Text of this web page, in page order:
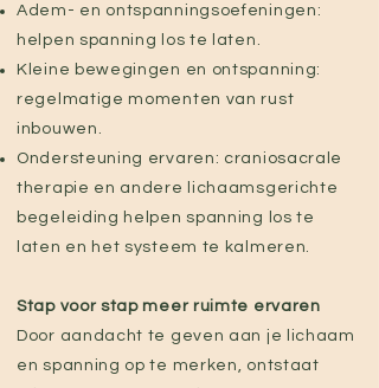
Adem- en ontspanningsoefeningen:
helpen spanning los te laten.
Kleine bewegingen en ontspanning:
regelmatige momenten van rust
inbouwen.
Ondersteuning ervaren: craniosacrale
therapie en andere lichaamsgerichte
begeleiding helpen spanning los te
laten en het systeem te kalmeren.
Stap voor stap meer ruimte ervaren
Door aandacht te geven aan je lichaam
en spanning op te merken, ontstaat